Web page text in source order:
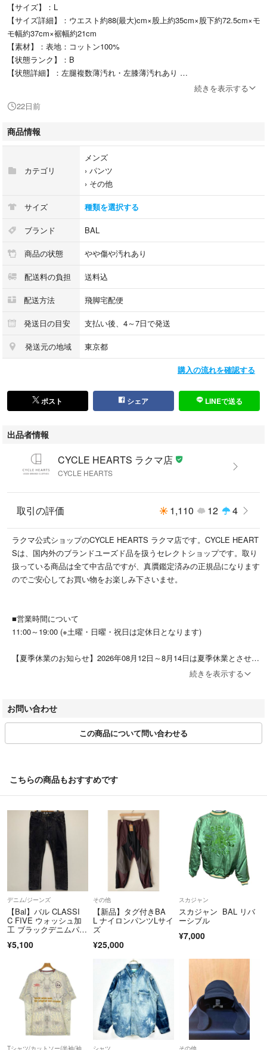
【サイズ】：L
【サイズ詳細】：ウエスト約88(最大)cm×股上約35cm×股下約72.5cm×モ
モ幅約37cm×裾幅約21cm
【素材】：表地：コットン100%
【状態ランク】：B
【状態詳細】：左腿複数薄汚れ・左膝薄汚れあり
【コメント】：-
・【状態ランクについて】※当店の独自基準になります。
S：未着用または未使用で新品同様のもの
A：傷や汚れが見当たらない綺麗な状態のもの
AB：使用感が少なく汚れや傷が気にならないもの
B：汚れや傷が気になり使用感があるもの
C：大きな傷や汚れがあり状態が悪いもの
・値下げ交渉や交換等は一切お断りしております。
・お使いのPCまたはスマートフォンのモニター色と実際の色が異なるこ
とがございます。
・お客様都合による返品交換は受け付けておりません。
・商品は他モールにて併用販売中となります。時間差にて完売してしまっ
た場合は予めご了承くださいませ。
りません。
続きを表示する
22日前
商品情報
カテゴリ
メンズ
› パンツ
› その他
サイズ 種類を選択する
ブランド BAL
商品の状態 やや傷や汚れあり
配送料の負担 送料込
配送方法 飛脚宅配便
発送日の目安 支払い後、4～7日で発送
発送元の地域 東京都
購入の流れを確認する
ポスト シェア LINEで送る
出品者情報
CYCLE HEARTS ラクマ店
CYCLE HEARTS
取引の評価 1,110 12 4
ラクマ公式ショップのCYCLE HEARTS ラクマ店です。CYCLE HEART
Sは、国内外のブランドユーズド品を扱うセレクトショップです。取り
扱っている商品は全て中古品ですが、真贋鑑定済みの正規品になります
のでご安心してお買い物をお楽しみ下さいませ。
■営業時間について
11:00～19:00 (※土曜・日曜・祝日は定休日となります)
【夏季休業のお知らせ】2026年08月12日～8月14日は夏季休業とさせて
いただきます。期間中のお問い合わせ・ご注文商品の発送は8月17日よ
■お取引について
特定のお客様の専用ページやお取り置きには対応できかねます。
モールで売り切れの場合もございます。
■送料について
無料になります。
■発送について
15時までのご注文・お支払いで即日発送手続きをさせていただます。
※金曜日の15時以降のご注文及びお支払いの場合は、翌週月曜日より順
次発送手続きをさせていただきます。
※一部商品につきましては、翌日の発送手続きになる場合がございま
す。
※土日は定休日の為、配送手続き及びお問い合わせへの回答は行ってお
りません。
配送業者は佐川運輸になります。
基本的には簡易包装で発送いたします。
※配送業者の指定や梱包方法の指定は承っておりません。
※このアカウントはラクマ公式ショップの株式会社BRANOによって運
営されています。 安心なアイテムをお客様にお届けできるように心が
続きを表示する
お問い合わせ
この商品について問い合わせる
こちらの商品もおすすめです
デニム/ジーンズ
【Bal】バル CLASSI
C FIVE ウォッシュ加
工 ブラックデニムパン
¥5,100
その他
【新品】タグ付きBA
L ナイロンパンツLサイ
ズ
¥25,000
スカジャン
スカジャン BAL リバ
ーシブル
¥7,000
シャツ その他